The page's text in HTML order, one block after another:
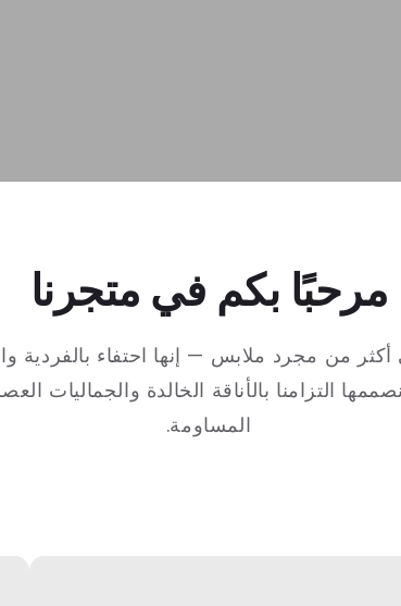
مرحبًا بكم في متجرنا
من مجرد ملابس — إنها احتفاء بالفردية
التزامنا بالأناقة الخالدة والجماليات
المساومة.